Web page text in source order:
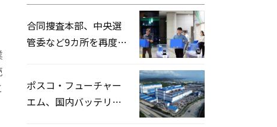
合同捜査本部、中央選
管委など9カ所を再度家
ポスコ・フューチャー
エム、国内バッテリー